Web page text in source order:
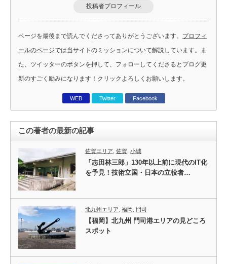
投稿者プロフィール
ページを最後まで読んでくださってありがとうございます。 プロフィ
ールのページでは当サイトのミッションについて解説しています。ま
た、ツイッターのボタンを押して、フォローしてくださるとブログ更
新のすごく励みになります！クリックよろしくお願いします。
WEB Twitter Facebook
この著者の最新の記事
佐賀エリア 佐賀, 小城
「志田林三郎」130年以上前に現代のIT化
を予見！技術立国・日本の立役者…
北九州エリア 福岡 門司
【福岡】北九州 門司港エリアの見どころ
スポット